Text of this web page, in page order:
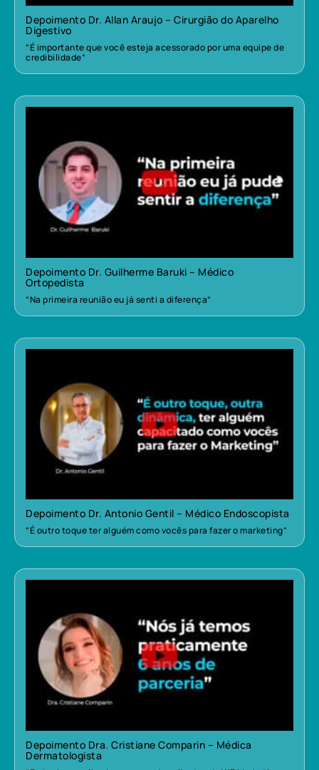
Depoimento Dr. Allan Araujo – Cirurgião do Aparelho
Digestivo
“É importante que você esteja acessorado por uma equipe de
credibilidade”
Depoimento Dr. Guilherme Baruki – Médico
Ortopedista
“Na primeira reunião eu já senti a diferença”
Depoimento Dr. Antonio Gentil – Médico Endoscopista
“É outro toque ter alguém como vocês para fazer o marketing”
Depoimento Dra. Cristiane Comparin – Médica
Dermatologista